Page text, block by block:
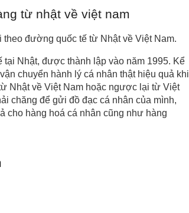
từ nhật về việt nam
đường quốc tế từ Nhật về Việt Nam.
tại Nhật, được thành lập vào năm 1995. Kể
chuyển hành lý cá nhân thật hiệu quả khi
Nhật về Việt Nam hoặc ngược lại từ Việt
chăng để gửi đồ đạc cá nhân của mình,
cho hàng hoá cá nhân cũng như hàng